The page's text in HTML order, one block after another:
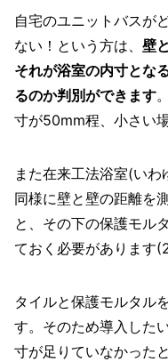
自宅のユニットバスが
ない！という方は、 壁
それが浴室の内寸とな
るのか判別ができます
寸が50mm程、小さい
また在来工法浴室(いわ
同様に壁と壁の距離を
と、その下の保護モル
ておく必要があります
タイルと保護モルタル
す。そのため導入した
寸が足りていなかった